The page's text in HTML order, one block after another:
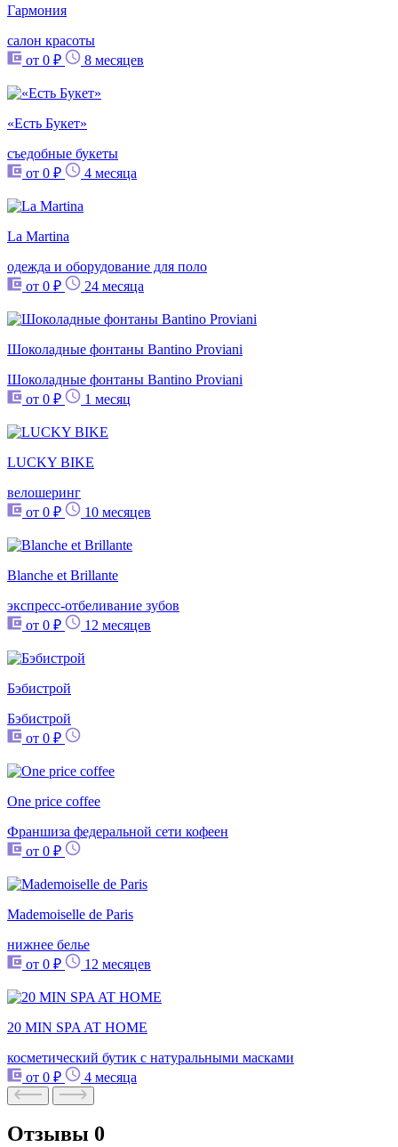
Гармония
салон красоты
от 0 ₽
8 месяцев
«Есть Букет»
съедобные букеты
от 0 ₽
4 месяца
La Martina
одежда и оборудование для поло
от 0 ₽
24 месяца
Шоколадные фонтаны Bantino Proviani
Шоколадные фонтаны Bantino Proviani
от 0 ₽
1 месяц
LUCKY BIKE
велошеринг
от 0 ₽
10 месяцев
Blanche et Brillante
экспресс-отбеливание зубов
от 0 ₽
12 месяцев
Бэбистрой
Бэбистрой
от 0 ₽
One price coffee
Франшиза федеральной сети кофеен
от 0 ₽
Mademoiselle de Paris
нижнее белье
от 0 ₽
12 месяцев
20 MIN SPA AT HOME
косметический бутик с натуральными масками
от 0 ₽
4 месяца
Отзывы 0